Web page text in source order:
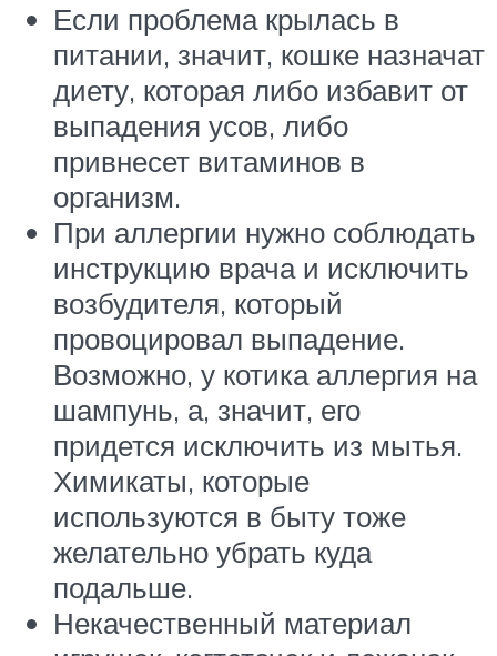
Если проблема крылась в
питании, значит, кошке назначат
диету, которая либо избавит от
выпадения усов, либо
привнесет витаминов в
организм.
При аллергии нужно соблюдать
инструкцию врача и исключить
возбудителя, который
провоцировал выпадение.
Возможно, у котика аллергия на
шампунь, а, значит, его
придется исключить из мытья.
Химикаты, которые
используются в быту тоже
желательно убрать куда
подальше.
Некачественный материал